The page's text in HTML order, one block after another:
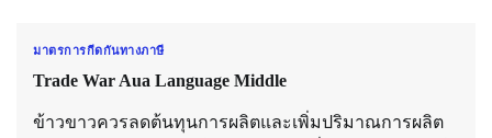
มาตรการกีดกันทางภาษี
Trade War Aua Language Middle
ข้าวขาวควรลดต้นทุนการผลิตและเพิ่มปริมาณการผลิต